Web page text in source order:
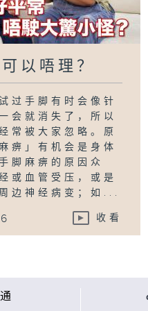
以唔理？
过手脚有时会像针
会就消失了，所以
常被大家忽略。原
痹」有机会是身体
脚麻痹的原因众
或血管受压，或是
边神经病变；如...
收看